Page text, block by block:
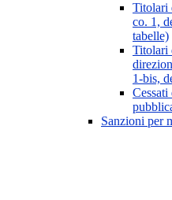
Titolari
co. 1,
tabelle)
Titolari
1-bis,
Sanzioni per